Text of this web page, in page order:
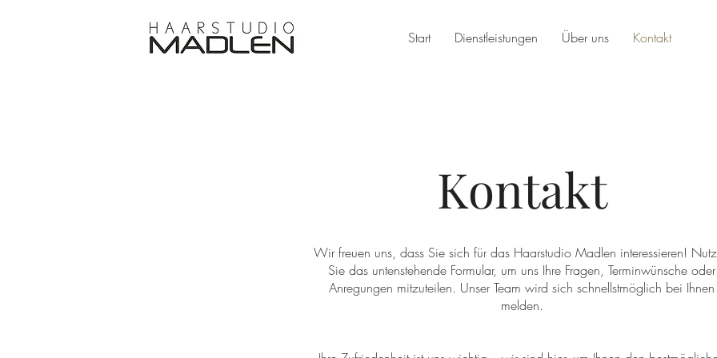
Start Dienstleistungen Über uns Kontakt
Kontakt
Wir freuen uns, dass Sie sich für das Haarstudio Madlen interessieren!
Sie das untenstehende Formular, um uns Ihre Fragen, Terminwünsche oder
Anregungen mitzuteilen. Unser Team wird sich schnellstmöglich bei Ihnen
melden.